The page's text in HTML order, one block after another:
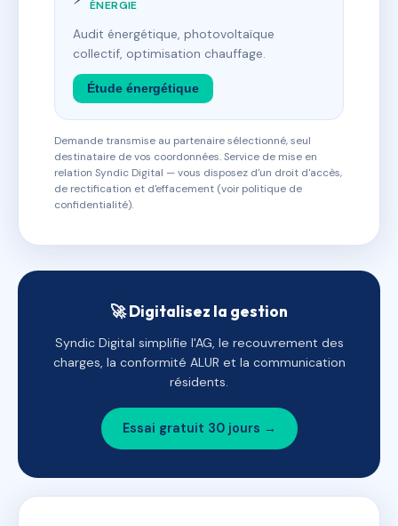
ÉNERGIE
Audit énergétique, photovoltaïque
collectif, optimisation chauffage.
Étude énergétique
Demande transmise au partenaire sélectionné, seul
destinataire de vos coordonnées. Service de mise en
relation Syndic Digital — vous disposez d'un droit d'accès,
de rectification et d'effacement (voir politique de
confidentialité).
🚀 Digitalisez la gestion
Syndic Digital simplifie l'AG, le recouvrement des
charges, la conformité ALUR et la communication
résidents.
Essai gratuit 30 jours →